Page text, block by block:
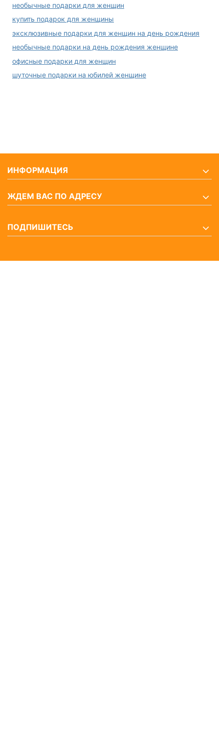
необычные подарки для женщин
купить подарок для женщины
эксклюзивные подарки для женщин на день рождения
необычные подарки на день рождения женщине
офисные подарки для женщин
шуточные подарки на юбилей женщине
ИНФОРМАЦИЯ
ЖДЕМ ВАС ПО АДРЕСУ
ПОДПИШИТЕСЬ